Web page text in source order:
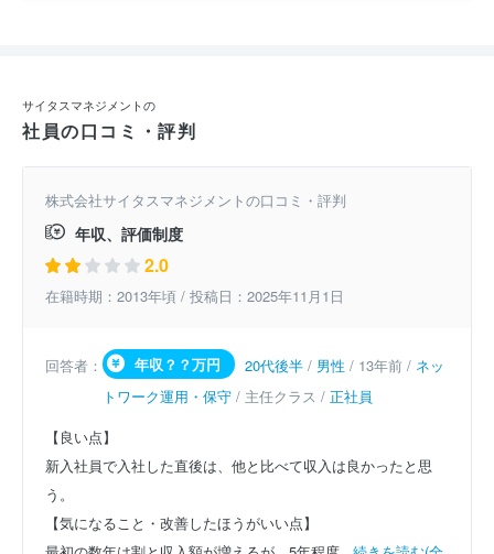
サイタスマネジメントの
社員の口コミ・評判
株式会社サイタスマネジメントの口コミ・評判
年収、評価制度
2.0
在籍時期：2013年頃 / 投稿日：2025年11月1日
回答者： 年収？？万円 20代後半 / 男性 / 13年前 / ネッ
トワーク運用・保守 / 主任クラス / 正社員
【良い点】
新入社員で入社した直後は、他と比べて収入は良かったと思
う。
【気になること・改善したほうがいい点】